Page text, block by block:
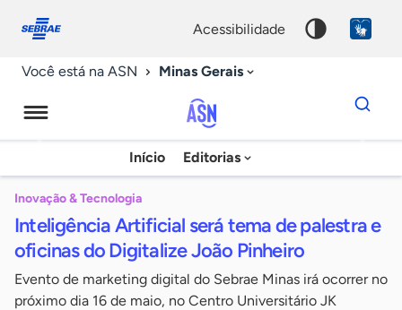
conosco
acessibilidade
Você está na ASN Minas Gerais
Agência
Sebrae
Notícias
Início Editorias
Dados
para
chave
Inovação & Tecnologia
Inteligência Artificial será tema de palestra e
oficinas do Digitalize João Pinheiro
Evento de marketing digital do Sebrae Minas irá ocorrer no
próximo dia 16 de maio, no Centro Universitário JK